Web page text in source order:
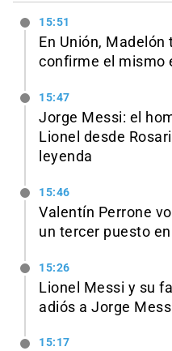
15:51
En Unión,
confirme el mismo
15:47
Jorge Messi: el
Lionel desde
leyenda
15:46
Valentín Perrone
un tercer puesto
15:26
Lionel Messi y su
adiós a Jorge
15:17